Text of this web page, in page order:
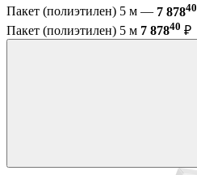
Пакет (полиэтилен) 5 м — 7 87840
Пакет (полиэтилен) 5 м 7 87840 ₽